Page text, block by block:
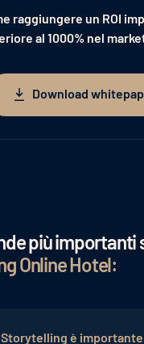
raggiungere un ROI
al 1000% nel
whitepaper
Download
più importanti
Online Hotel:
è